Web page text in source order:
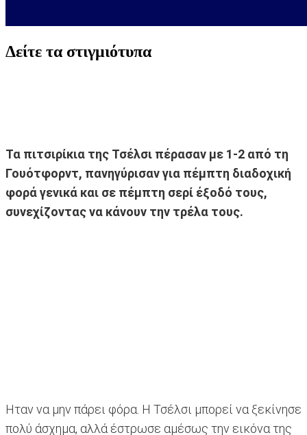
Δείτε τα στιγμιότυπα
Τα πιτσιρίκια της Τσέλσι πέρασαν με 1-2 από τη
Γουότφορντ, πανηγύρισαν για πέμπτη διαδοχική
φορά γενικά και σε πέμπτη σερί έξοδό τους,
συνεχίζοντας να κάνουν την τρέλα τους.
Ηταν να μην πάρει φόρα. Η Τσέλσι μπορεί να ξεκίνησε
πολύ άσχημα, αλλά έστρωσε αμέσως την εικόνα της